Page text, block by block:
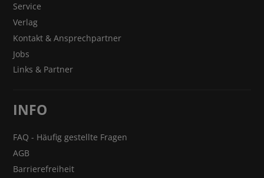
Service
Verlag
Kontakt & Ansprechpartner
Jobs
Links & Partner
INFO
FAQ - Häufig gestellte Fragen
AGB
Barrierefreiheit